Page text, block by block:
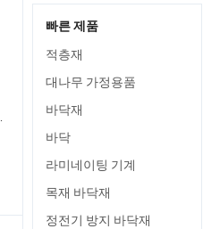
최고의 패턴 나무 오크
HDF piso PVC WPC 8mm
라미네이트 바닥재
빠른 제품
적층재
대나무 가정용품
바닥재
바닥
라미네이팅 기계
목재 바닥재
정전기 방지 바닥재